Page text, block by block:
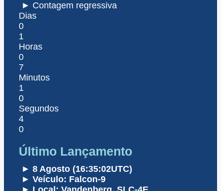
► Contagem regressiva
Dias
0
1
Horas
0
7
Minutos
1
0
Segundos
4
0
Último Lançamento
► 8 Agosto (16:35:02UTC)
► Veículo: Falcon-9